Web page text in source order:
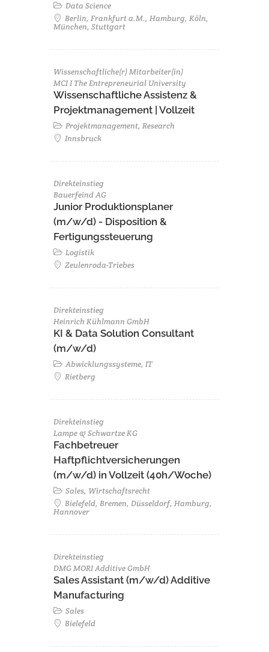
Data Science
Berlin, Frankfurt a.M., Hamburg, Köln,
München, Stuttgart
Wissenschaftliche(r) Mitarbeiter(in)
MCI I The Entrepreneurial University
Wissenschaftliche Assistenz &
Projektmanagement | Vollzeit
Projektmanagement, Research
Innsbruck
Direkteinstieg
Bauerfeind AG
Junior Produktionsplaner
(m/w/d) - Disposition &
Fertigungssteuerung
Logistik
Zeulenroda-Triebes
Direkteinstieg
Heinrich Kühlmann GmbH
KI & Data Solution Consultant
(m/w/d)
Abwicklungssysteme, IT
Rietberg
Direkteinstieg
Lampe & Schwartze KG
Fachbetreuer
Haftpflichtversicherungen
(m/w/d) in Vollzeit (40h/Woche)
Sales, Wirtschaftsrecht
Bielefeld, Bremen, Düsseldorf, Hamburg,
Hannover
Direkteinstieg
DMG MORI Additive GmbH
Sales Assistant (m/w/d) Additive
Manufacturing
Sales
Bielefeld